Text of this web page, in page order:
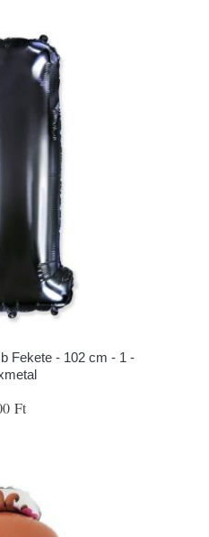
Fekete - 102 cm - 1 -
Ft